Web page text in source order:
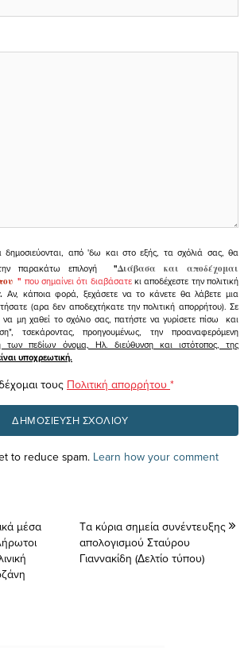
δημοσιεύονται, από 'δω και στο εξής, τα σχόλιά σας, θα
παρακάτω επιλογή
"Διάβασα και αποδέχομαι
" που σημαίνει ότι διαβάσατεκι αποδέχεστε την πολιτική
Αν, κάποια φορά, ξεχάσετε να το κάνετε θα λάβετε μια
(αρα δεν αποδεχτήκατε την πολιτική απορρήτου). Σε
μη χαθεί το σχόλιο σας, πατήστε να γυρίσετε πίσω και
τσεκάροντας, προηγουμένως, την προαναφερόμενη
πεδίων όνομα, Ηλ. διεύθυνση και ιστότοπος, της
υποχρεωτική.
τους Πολιτική απορρήτου *
to reduce spam. Learn how your comment
μέσα
Tα κύρια σημεία συνέντευξης
απολογισμού Σταύρου
Γιαννακίδη (Δελτίο τύπου)